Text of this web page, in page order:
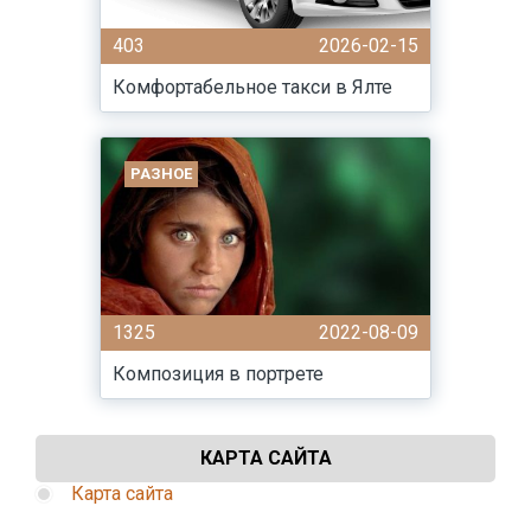
403
2026-02-15
Комфортабельное такси в Ялте
РАЗНОЕ
1325
2022-08-09
Композиция в портрете
КАРТА САЙТА
Карта сайта